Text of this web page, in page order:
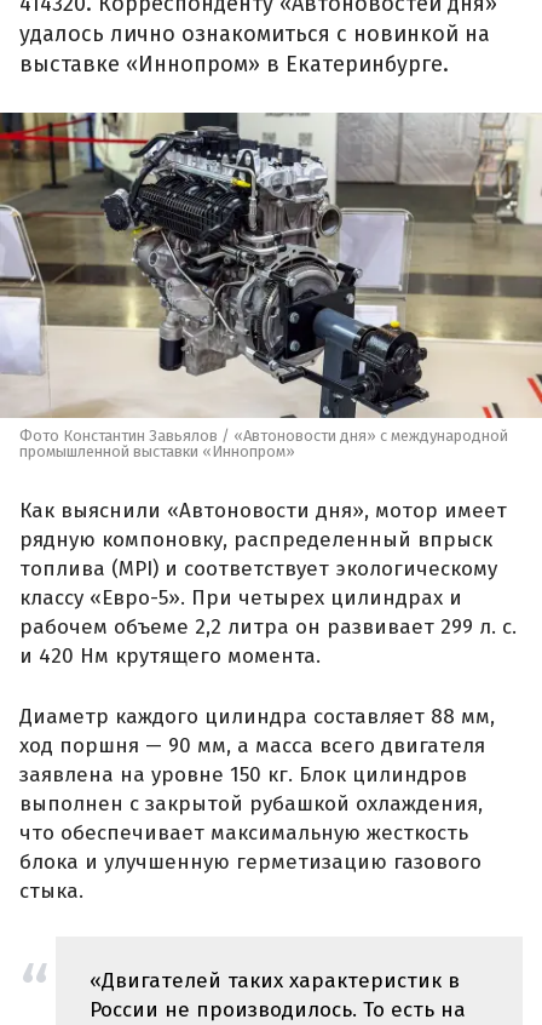
удалось лично ознакомиться с новинкой на
выставке «Иннопром» в Екатеринбурге.
Фото Константин Завьялов / «Автоновости дня» с международной
промышленной выставки «Иннопром»
Как выяснили «Автоновости дня», мотор имеет
рядную компоновку, распределенный впрыск
топлива (MPI) и соответствует экологическому
классу «Евро-5». При четырех цилиндрах и
рабочем объеме 2,2 литра он развивает 299 л. с.
и 420 Нм крутящего момента.
Диаметр каждого цилиндра составляет 88 мм,
ход поршня — 90 мм, а масса всего двигателя
заявлена на уровне 150 кг. Блок цилиндров
выполнен с закрытой рубашкой охлаждения,
что обеспечивает максимальную жесткость
блока и улучшенную герметизацию газового
стыка.
«Двигателей таких характеристик в
России не производилось. То есть на